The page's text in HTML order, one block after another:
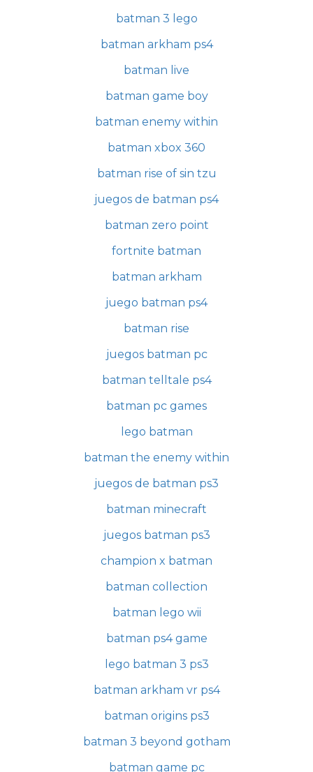
batman 3 lego
batman arkham ps4
batman live
batman game boy
batman enemy within
batman xbox 360
batman rise of sin tzu
juegos de batman ps4
batman zero point
fortnite batman
batman arkham
juego batman ps4
batman rise
juegos batman pc
batman telltale ps4
batman pc games
lego batman
batman the enemy within
juegos de batman ps3
batman minecraft
juegos batman ps3
champion x batman
batman collection
batman lego wii
batman ps4 game
lego batman 3 ps3
batman arkham vr ps4
batman origins ps3
batman 3 beyond gotham
batman game pc